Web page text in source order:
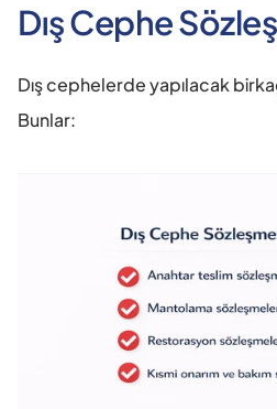
Dış Cephe
Dış cephelerde yapılacak
Bunlar: